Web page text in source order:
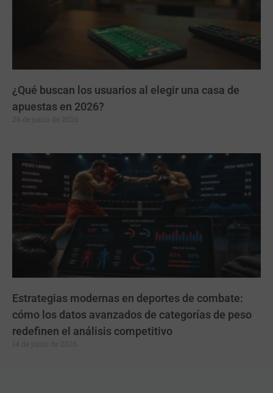
¿Qué buscan los usuarios al elegir una casa de
apuestas en 2026?
Estrategias modernas en deportes de combate:
cómo los datos avanzados de categorías de peso
redefinen el análisis competitivo